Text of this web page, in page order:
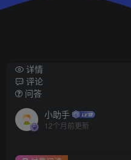
详情
评论
问答
小助手
12个月前更新